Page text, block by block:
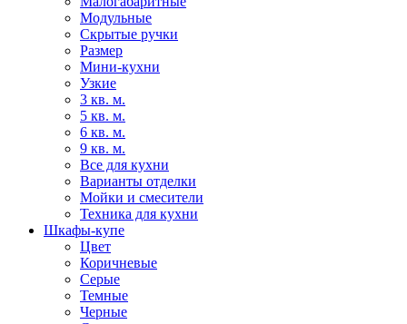
Модульные
Скрытые ручки
Размер
Мини-кухни
Узкие
3 кв. м.
5 кв. м.
6 кв. м.
9 кв. м.
Все для кухни
Варианты отделки
Мойки и смесители
Техника для кухни
Шкафы-купе
Цвет
Коричневые
Серые
Темные
Черные